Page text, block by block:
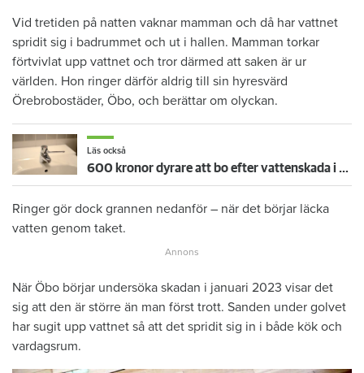
Vid tretiden på natten vaknar mamman och då har vattnet
spridit sig i badrummet och ut i hallen. Mamman torkar
förtvivlat upp vattnet och tror därmed att saken är ur
världen. Hon ringer därför aldrig till sin hyresvärd
Örebrobostäder, Öbo, och berättar om olyckan.
Läs också
600 kronor dyrare att bo efter vattenskada i Varberg
Ringer gör dock grannen nedanför – när det börjar läcka
vatten genom taket.
När Öbo börjar undersöka skadan i januari 2023 visar det
sig att den är större än man först trott. Sanden under golvet
har sugit upp vattnet så att det spridit sig in i både kök och
vardagsrum.